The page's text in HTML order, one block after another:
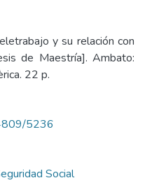
y su relación con
de Maestría]. Ambato:
22 p.
5236
Social